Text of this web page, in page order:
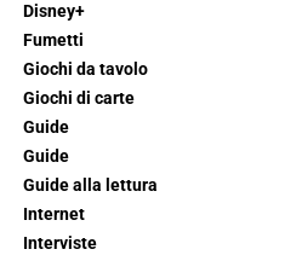
Disney+
Fumetti
Giochi da tavolo
Giochi di carte
Guide
Guide
Guide alla lettura
Internet
Interviste